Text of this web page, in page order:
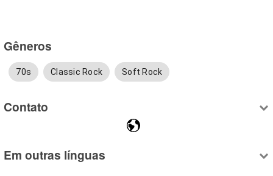
Gêneros
70s Classic Rock Soft Rock
Contato
Em outras línguas